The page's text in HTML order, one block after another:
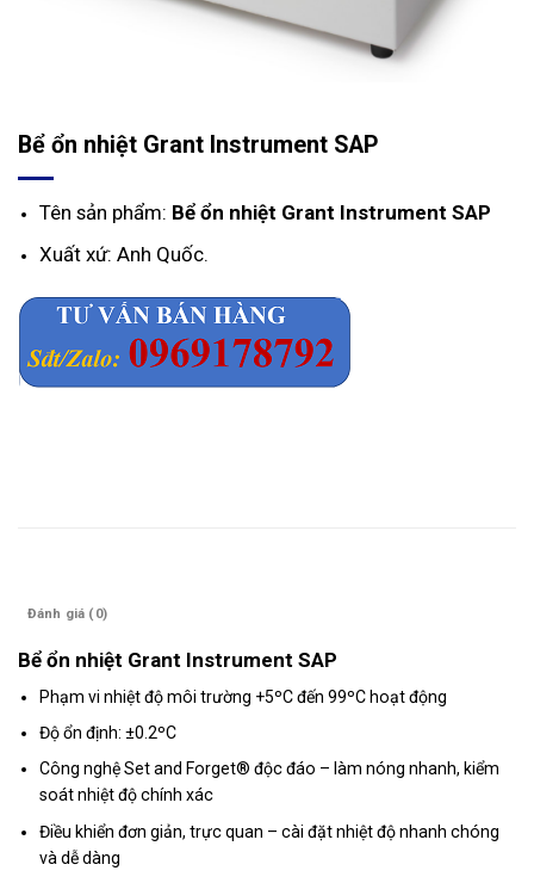
Bể ổn nhiệt Grant Instrument SAP
Tên sản phẩm: Bể ổn nhiệt Grant Instrument SAP
Xuất xứ: Anh Quốc.
Đánh giá (0)
Bể ổn nhiệt Grant Instrument SAP
Phạm vi nhiệt độ môi trường +5ºC đến 99ºC hoạt động
Độ ổn định: ±0.2ºC
Công nghệ Set and Forget® độc đáo – làm nóng nhanh, kiểm
soát nhiệt độ chính xác
Điều khiển đơn giản, trực quan – cài đặt nhiệt độ nhanh chóng
và dễ dàng